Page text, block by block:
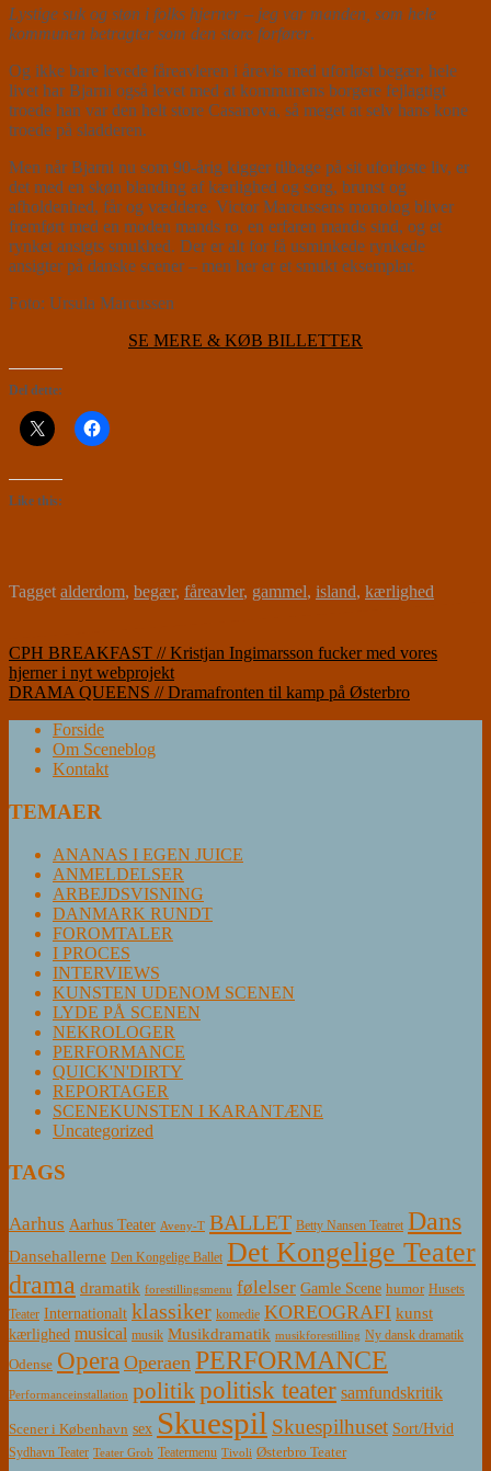
Lystige suk og støn i folks hjerner – jeg var manden, som hele
kommunen betragter som den store forfører.
Og ikke bare levede fåreavleren i årevis med uforløst begær, hele
livet har Bjarni også levet med at kommunens borgere fejlagtigt
troede han var den helt store Casanova, så meget at selv hans kone
troede på sladderen.
Men når Bjarni nu som 90-årig kigger tilbage på sit uforløste liv, er
det med en skøn blanding af kærlighed og sorg, brunst og
afholdenhed, får og væddere. Victor Marcussens monolog bliver
fremført med en moden mands ro, en erfaren mands sind, og et
rynket ansigts smukhed. Der er alt for få usminkede rynkede
ansigter på danske scener – men her er et smukt eksemplar.
Foto: Ursula Marcussen
SE MERE & KØB BILLETTER
Del dette:
Like this:
Taggetalderdom, begær, fåreavler, gammel, island, kærlighed
Indlægsnavigation
CPH BREAKFAST // Kristjan Ingimarsson fucker med vores
hjerner i nyt webprojekt
DRAMA QUEENS // Dramafronten til kamp på Østerbro
Forside
Om Sceneblog
Kontakt
TEMAER
ANANAS I EGEN JUICE
ANMELDELSER
ARBEJDSVISNING
DANMARK RUNDT
FOROMTALER
I PROCES
INTERVIEWS
KUNSTEN UDENOM SCENEN
LYDE PÅ SCENEN
NEKROLOGER
PERFORMANCE
QUICK'N'DIRTY
REPORTAGER
SCENEKUNSTEN I KARANTÆNE
Uncategorized
TAGS
Aarhus Aarhus Teater Aveny-T BALLET Betty Nansen Teatret Dans
Dansehallerne Den Kongelige Ballet Det Kongelige Teater
drama dramatik forestillingsmenu følelser Gamle Scene humor Husets
Teater Internationalt klassiker komedie KOREOGRAFI kunst
kærlighed musical musik Musikdramatik musikforestilling Ny dansk dramatik
Odense Opera Operaen PERFORMANCE
Performanceinstallation politikpolitisk teater samfundskritik
Scener i København sex Skuespil Skuespilhuset Sort/Hvid
Sydhavn Teater Teater Grob Teatermenu Tivoli Østerbro Teater